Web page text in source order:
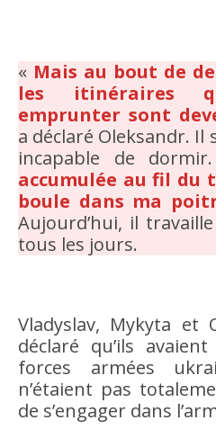
« Mais au bout de
les itinéraires
emprunter sont
a déclaré Oleksandr. Il
incapable de
accumulée au fil du
boule dans ma
Aujourd’hui, il
tous les jours.
Vladyslav, Mykyta et
déclaré qu’ils
forces armées
n’étaient pas
de s’engager dans